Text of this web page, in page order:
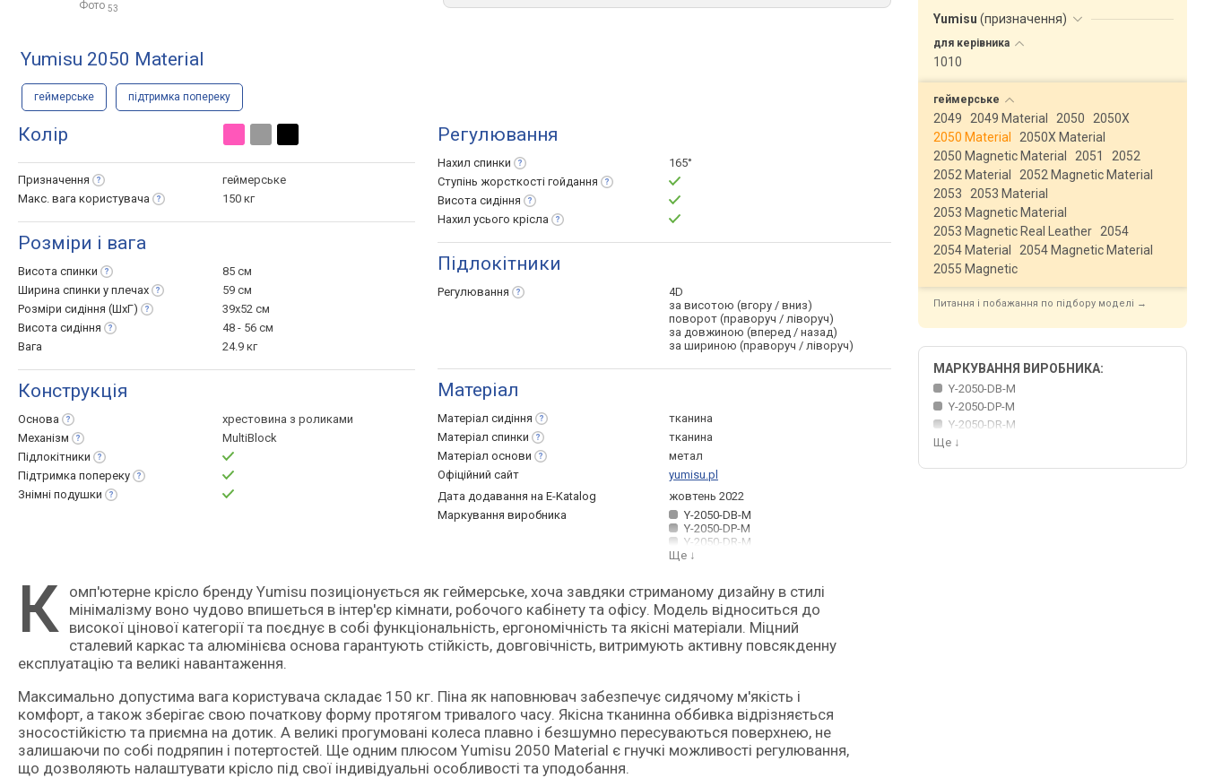
Фото 53
Yumisu 2050 Material
геймерське підтримка попереку
Колір
Призначення
геймерське
Макс. вага користувача 150 кг
Розміри і вага
Висота спинки
85 см
Ширина спинки у плечах
59 см
Розміри сидіння (ШхГ)
39x52 см
Висота сидіння
48 - 56 см
Вага
24.9 кг
Конструкція
Основа
хрестовина з роликами
Механізм
MultiBlock
Підлокітники
Підтримка попереку
Знімні подушки
Регулювання
Нахил спинки
165°
Ступінь жорсткості гойдання
Висота сидіння
Нахил усього крісла
Підлокітники
Регулювання
4D
за висотою (вгору / вниз)
поворот (праворуч / ліворуч)
за довжиною (вперед / назад)
за шириною (праворуч / ліворуч)
Матеріал
Матеріал сидіння
тканина
Матеріал спинки
тканина
Матеріал основи
метал
Офіційний сайт
yumisu.pl
Дата додавання на E-Katalog
жовтень 2022
Маркування виробника
Y-2050-DB-M
Y-2050-DP-M
Y-2050-DR-M
Ще ↓
К омп'ютерне крісло бренду Yumisu позиціонується як геймерське, хоча завдяки стриманому дизайну в стилі
мінімалізму воно чудово впишеться в інтер'єр кімнати, робочого кабінету та офісу. Модель відноситься до
високої цінової категорії та поєднує в собі функціональність, ергономічність та якісні матеріали. Міцний
сталевий каркас та алюмінієва основа гарантують стійкість, довговічність, витримують активну повсякденну
експлуатацію та великі навантаження.
Максимально допустима вага користувача складає 150 кг. Піна як наповнювач забезпечує сидячому м'якість і
комфорт, а також зберігає свою початкову форму протягом тривалого часу. Якісна тканинна оббивка відрізняється
зносостійкістю та приємна на дотик. А великі прогумовані колеса плавно і безшумно пересуваються поверхнею, не
залишаючи по собі подряпин і потертостей. Ще одним плюсом Yumisu 2050 Material є гнучкі можливості регулювання,
що дозволяють налаштувати крісло під свої індивідуальні особливості та уподобання.
Yumisu (призначення)
для керівника
1010
геймерське
2049 2049 Material 2050
2050X
2050 Material
2050X Material
2050 Magnetic Material
2051
2052
2052 Material
2052 Magnetic Material
2053
2053 Material
2053 Magnetic Material
2053 Magnetic Real Leather
2054
2054 Material
2054 Magnetic Material
2055 Magnetic
Питання і побажання по підбору моделі →
МАРКУВАННЯ ВИРОБНИКА:
Y-2050-DB-M
Y-2050-DP-M
Y-2050-DR-M
Ще ↓